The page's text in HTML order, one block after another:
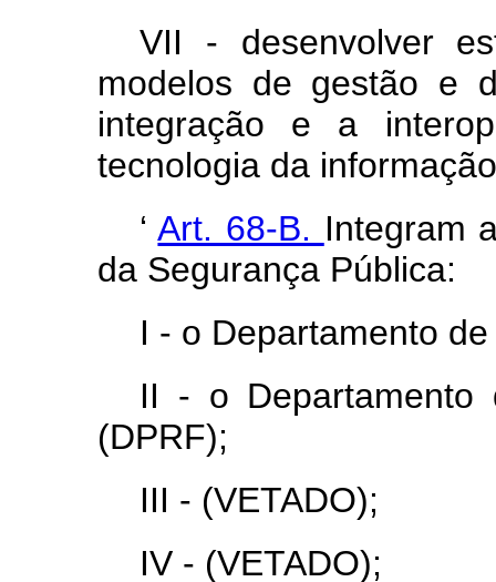
VII - desenvolver
modelos de gestão e
integração e a
tecnologia da
‘Art. 68-B. Integram
da Segurança Pública:
I - o Departamento
II - o Departamento
(DPRF);
III - (VETADO);
IV - (VETADO);